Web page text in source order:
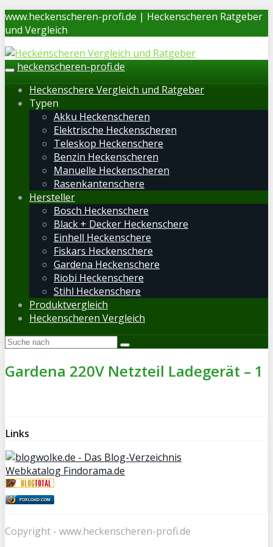
Skip
to
content
www.heckenscheren-profi.de | Heckenscheren Ratgeber
und Vergleich
Toggle
navigation
heckenscheren-profi.de
Heckenschere Vergleich und Ratgeber
Typen
Akku Heckenscheren
Elektrische Heckenscheren
Teleskop Heckenschere
Benzin Heckenscheren
Manuelle Heckenscheren
Rasenkantenschere
Hersteller
Bosch Heckenschere
Black + Decker Heckenschere
Einhell Heckenschere
Fiskars Heckenschere
Gardena Heckenschere
Riobi Heckenschere
Stihl Heckenschere
Produktvergleich
Heckenscheren Vergleich
Gardena 220V Netzteil Ladegerät – 1
Links
Webkatalog Findorama.de
FOXLOAD.COM
Copyright - www.heckenscheren-profi.de